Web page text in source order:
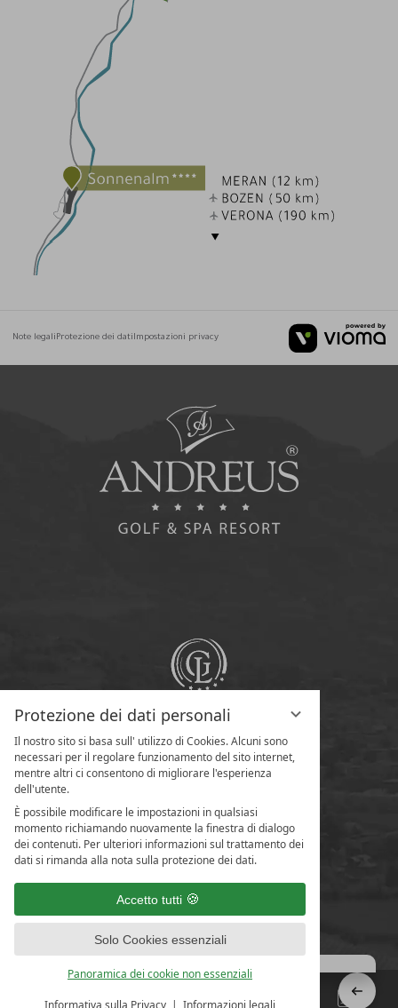
Protezione dei dati personali
Il nostro sito si basa sull' utilizzo di Cookies. Alcuni sono
necessari per il regolare funzionamento del sito internet,
mentre altri ci consentono di migliorare l'esperienza
dell'utente.
È possibile modificare le impostazioni in qualsiasi
momento richiamando nuovamente la finestra di dialogo
dei contenuti. Per ulteriori informazioni sul trattamento dei
dati si rimanda alla nota sulla protezione dei dati.
Accetto tutti
Solo Cookies essenziali
Panoramica dei cookie non essenziali
Informativa sulla Privacy Informazioni legali
Note legaliProtezione dei datiImpostazioni privacy